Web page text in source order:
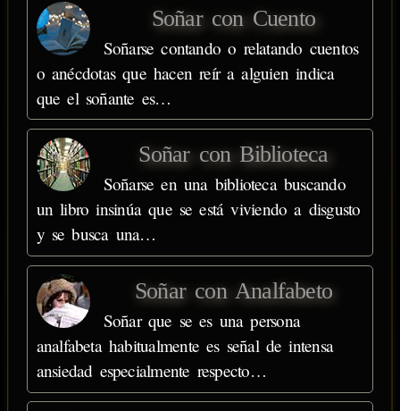
Soñar con Cuento
Soñarse contando o relatando cuentos
o anécdotas que hacen reír a alguien indica
que el soñante es…
Soñar con Biblioteca
Soñarse en una biblioteca buscando
un libro insinúa que se está viviendo a disgusto
y se busca una…
Soñar con Analfabeto
Soñar que se es una persona
analfabeta habitualmente es señal de intensa
ansiedad especialmente respecto…